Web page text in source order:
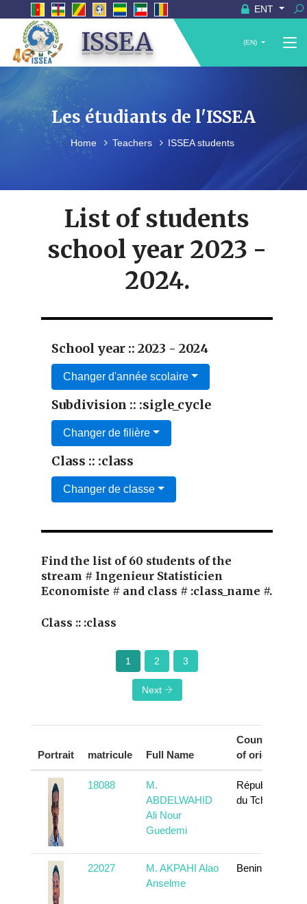
ENT
ISSEA (EN)
Les étudiants de l'ISSEA
Home Teachers ISSEA students
List of students
school year 2023 -
2024.
School year :: 2023 - 2024
Changer d'année scolaire
Subdivision :: :sigle_cycle
Changer de filière
Class :: :class
Changer de classe
Find the list of 60 students of the
stream # Ingenieur Statisticien
Economiste # and class # :class_name #.
Class :: :class
1 2 3
Next
Portrait matricule Full Name
Country
of origin
18088
M.
ABDELWAHID
Ali Nour
Guedemi
République
du Tchad
22027
M. AKPAHI Alao
Anselme
Benin